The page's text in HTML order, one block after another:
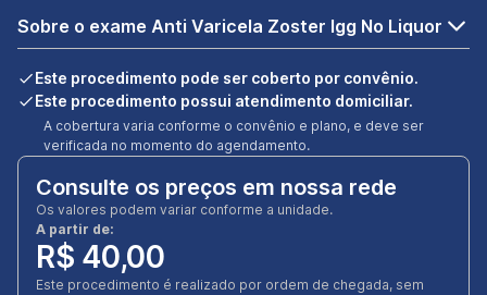
Sobre o exame Anti Varicela Zoster Igg No Liquor
Este procedimento pode ser coberto por convênio.
Este procedimento possui atendimento domiciliar.
A cobertura varia conforme o convênio e plano, e deve ser
verificada no momento do agendamento.
Consulte os preços em nossa rede
Os valores podem variar conforme a unidade.
A partir de:
R$ 40,00
Este procedimento é realizado por ordem de chegada, sem